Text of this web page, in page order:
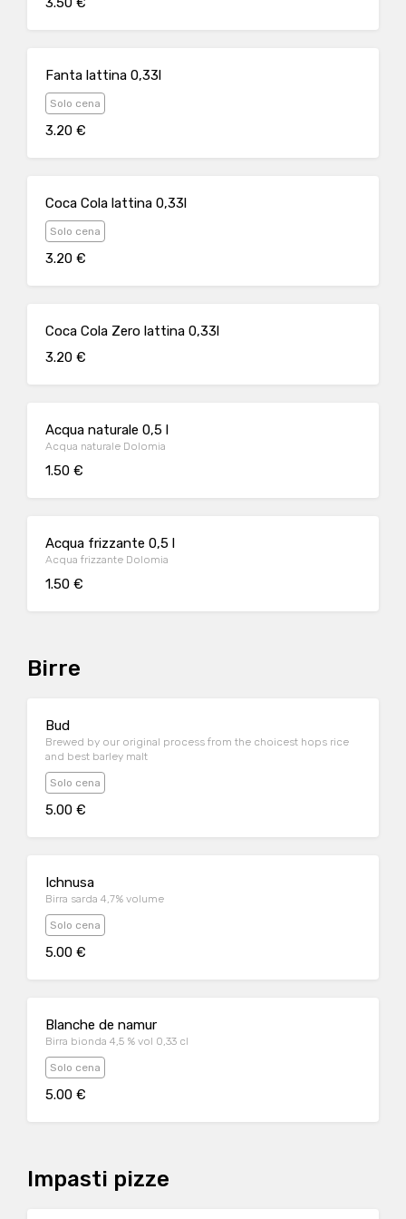
Fanta lattina 0,33l
Solo cena
3.20 €
Coca Cola lattina 0,33l
Solo cena
3.20 €
Coca Cola Zero lattina 0,33l
3.20 €
Acqua naturale 0,5 l
Acqua naturale Dolomia
1.50 €
Acqua frizzante 0,5 l
Acqua frizzante Dolomia
1.50 €
Birre
Bud
Brewed by our original process from the choicest hops rice
and best barley malt
Solo cena
5.00 €
Ichnusa
Birra sarda 4,7% volume
Solo cena
5.00 €
Blanche de namur
Birra bionda 4,5 % vol 0,33 cl
Solo cena
5.00 €
Impasti pizze